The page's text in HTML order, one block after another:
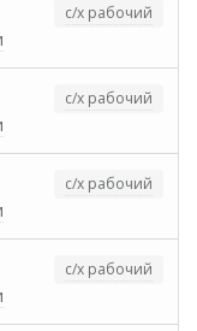
с/х рабочий
с/х рабочий
с/х рабочий
с/х рабочий